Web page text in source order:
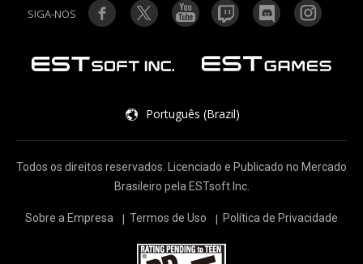
SIGA-NOS
Português (Brazil)
Todos os direitos reservados. Licenciado e Publicado no Mercado
Brasileiro pela ESTsoft Inc.
Sobre a Empresa Termos de Uso Política de Privacidade